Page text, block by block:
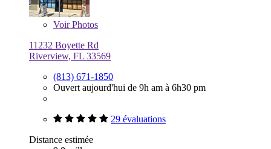
VoirPhotos
11232 Boyette Rd
Riverview, FL 33569
(813) 671-1850
Ouvert aujourd'hui de 9h am à 6h30 pm
29 évaluations
Distance estimée